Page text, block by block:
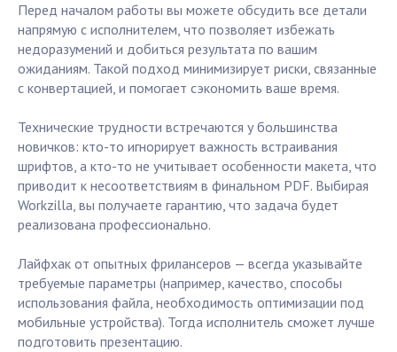
Перед началом работы вы можете обсудить все детали
напрямую с исполнителем, что позволяет избежать
недоразумений и добиться результата по вашим
ожиданиям. Такой подход минимизирует риски, связанные
с конвертацией, и помогает сэкономить ваше время.
Технические трудности встречаются у большинства
новичков: кто-то игнорирует важность встраивания
шрифтов, а кто-то не учитывает особенности макета, что
приводит к несоответствиям в финальном PDF. Выбирая
Workzilla, вы получаете гарантию, что задача будет
реализована профессионально.
Лайфхак от опытных фрилансеров — всегда указывайте
требуемые параметры (например, качество, способы
использования файла, необходимость оптимизации под
мобильные устройства). Тогда исполнитель сможет лучше
подготовить презентацию.